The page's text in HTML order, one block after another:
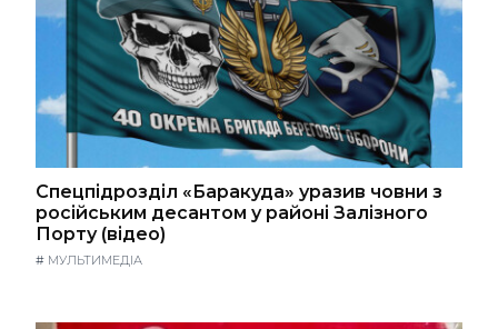
Спецпідрозділ «Баракуда» уразив човни з
російським десантом у районі Залізного
Порту (відео)
# МУЛЬТИМЕДІА